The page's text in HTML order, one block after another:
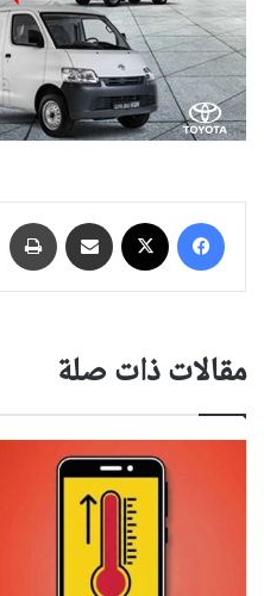
فيسبوك مشاركة عبر البريد
مقالات ذات صلة